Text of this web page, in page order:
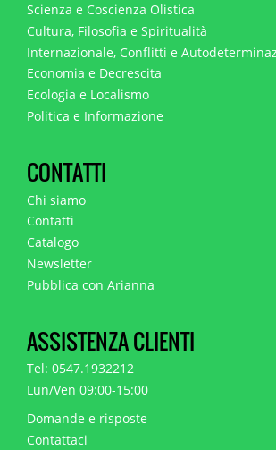
Scienza e Coscienza Olistica
Cultura, Filosofia e Spiritualità
Internazionale, Conflitti e
Economia e Decrescita
Ecologia e Localismo
Politica e Informazione
CONTATTI
Chi siamo
Contatti
Catalogo
Newsletter
Pubblica con Arianna
ASSISTENZA CLIENTI
Tel: 0547.1932212
Lun/Ven 09:00-15:00
Domande e risposte
Contattaci